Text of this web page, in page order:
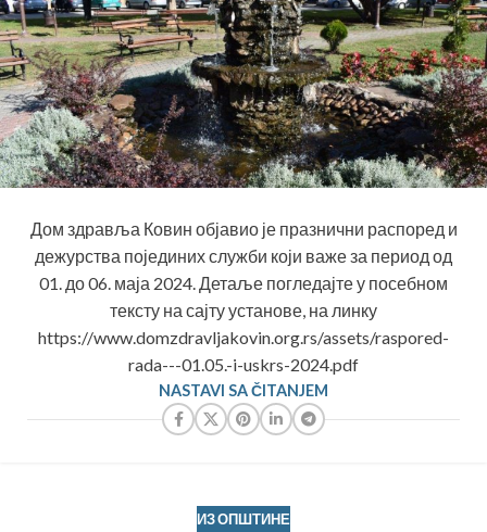
Дом здравља Ковин објавио је празнични распоред и
дежурства појединих служби који важе за период од
01. до 06. маја 2024. Детаље погледајте у посебном
тексту на сајту установе, на линку
https://www.domzdravljakovin.org.rs/assets/raspored-
rada---01.05.-i-uskrs-2024.pdf
NASTAVI SA ČITANJEM
ИЗ ОПШТИНЕ